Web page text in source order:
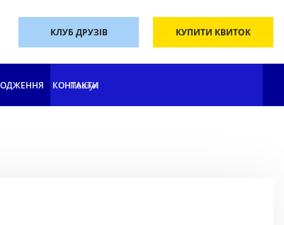
КЛУБ ДРУЗІВ КУПИТИ КВИТОК
КОНТАКТИ